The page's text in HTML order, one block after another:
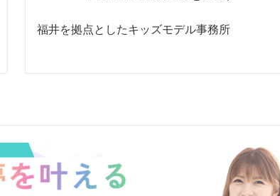
福井を拠点としたキッズモデル事務所